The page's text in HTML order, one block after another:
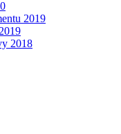
2019
2018